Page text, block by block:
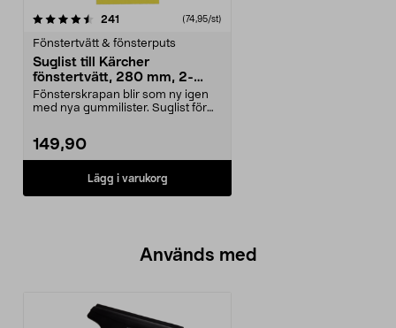
241 (74,95/st)
Fönstertvätt & fönsterputs
Suglist till Kärcher
fönstertvätt, 280 mm, 2-
pack
Fönsterskrapan blir som ny igen
med nya gummilister. Suglist för
149,90
Lägg i varukorg
Används med